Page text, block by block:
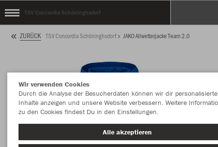
TSV Concordia Schöninghsdorf
ZURÜCK TSV Concordia Schöninghsdorf JAKO Allwetterjacke Team 2.0
Wir verwenden Cookies
Durch die Analyse der Besucherdaten können wir dir personalisierte
Inhalte anzeigen und unsere Website verbessern. Weitere
zu den Cookies findest Du in den Einstellungen.
Alle akzeptieren